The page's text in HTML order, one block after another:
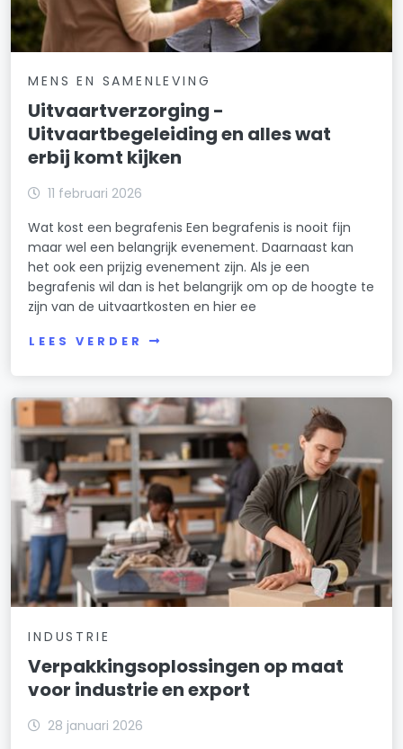
MENS EN SAMENLEVING
Uitvaartverzorging -
Uitvaartbegeleiding en alles wat
erbij komt kijken
11 februari 2026
Wat kost een begrafenis Een begrafenis is nooit fijn
maar wel een belangrijk evenement. Daarnaast kan
het ook een prijzig evenement zijn. Als je een
begrafenis wil dan is het belangrijk om op de hoogte te
zijn van de uitvaartkosten en hier ee
LEES VERDER
INDUSTRIE
Verpakkingsoplossingen op maat
voor industrie en export
28 januari 2026